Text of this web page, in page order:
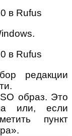
редакции
образ. Это
или, если
пункт